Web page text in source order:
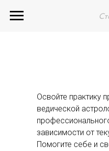
Освойте практику
ведической
зависимости от
Помогите себе и